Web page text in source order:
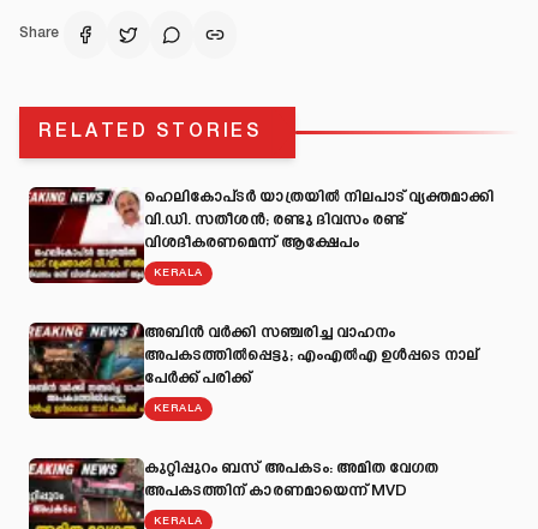
Share
RELATED STORIES
ഹെലികോപ്ടർ യാത്രയിൽ നിലപാട് വ്യക്തമാക്കി
വി.ഡി. സതീശൻ; രണ്ടു ദിവസം രണ്ട്
വിശദീകരണമെന്ന് ആക്ഷേപം
KERALA
അബിന്‍ വര്‍ക്കി സഞ്ചരിച്ച വാഹനം
അപകടത്തില്‍പ്പെട്ടു; എംഎല്‍എ ഉള്‍പ്പടെ നാല്
പേര്‍ക്ക് പരിക്ക്
KERALA
കുറ്റിപ്പുറം ബസ് അപകടം: അമിത വേഗത
അപകടത്തിന് കാരണമായെന്ന് MVD
KERALA